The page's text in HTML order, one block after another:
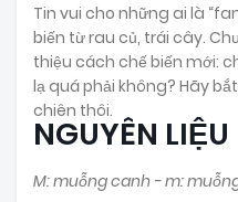
Tin vui cho những ai là
biến từ rau củ, trái cây.
thiệu cách chế biến mới:
lạ quá phải không? Hãy
chiên thôi.
NGUYÊN LIỆU
M: muỗng canh - m: